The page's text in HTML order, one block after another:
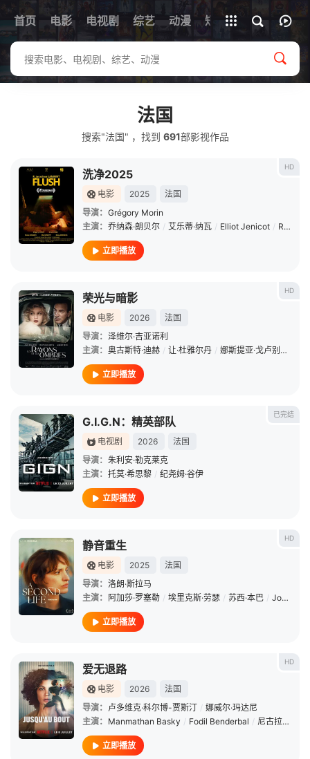
首页 电影 电视剧 综艺 动漫 短剧
全部影片
法国
搜索"法国" ，找到 691部影视作品
HD
洗净2025
电影 2025
法国
导演： Grégory Morin
主演： 乔纳森·朗贝尔 / 艾乐蒂·纳瓦 / Elliot Jenicot / Rémy Adriaens
立即播放
HD
荣光与暗影
电影 2026
法国
导演： 泽维尔·吉亚诺利
主演： 奥古斯特·迪赫 / 让·杜雅尔丹 / 娜斯提亚·戈卢别娃·卡拉克斯
立即播放
已完结
G.I.G.N：精英部队
电视剧 2026
法国
导演： 朱利安·勒克莱克
主演： 托莫·希思黎 / 纪尧姆·谷伊
立即播放
HD
静音重生
电影 2025
法国
导演： 洛朗·斯拉马
主演： 阿加莎·罗塞勒 / 埃里克斯·劳瑟 / 苏西·本巴 / Jonas Bachan
立即播放
HD
爱无退路
电影 2026
法国
导演： 卢多维克·科尔博-贾斯汀 / 娜威尔·玛达尼
主演： Manmathan Basky / Fodil Benderbal / 尼古拉斯·布赖恩松
立即播放